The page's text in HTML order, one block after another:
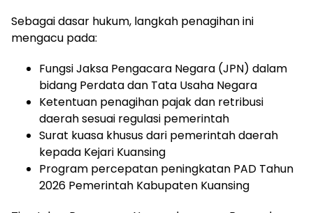
Sebagai dasar hukum, langkah penagihan ini
mengacu pada:
Fungsi Jaksa Pengacara Negara (JPN) dalam
bidang Perdata dan Tata Usaha Negara
Ketentuan penagihan pajak dan retribusi
daerah sesuai regulasi pemerintah
Surat kuasa khusus dari pemerintah daerah
kepada Kejari Kuansing
Program percepatan peningkatan PAD Tahun
2026 Pemerintah Kabupaten Kuansing